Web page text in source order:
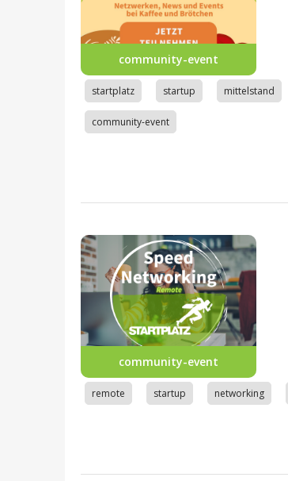
community-event
startplatz startup mittelstand
community-event
community-event
remote startup networking